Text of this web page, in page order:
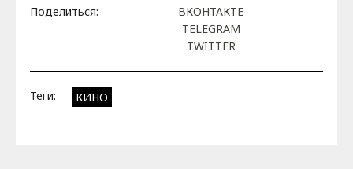
Поделиться:
ВКОНТАКТЕ
TELEGRAM
TWITTER
Теги: КИНО